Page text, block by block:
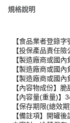
規格說明
【食品業者登錄
【投保產品責任
【製造廠商或國
【製造廠商或國
【製造廠商或國
【內容物成份】
【內容量(重量)】
【保存期限(總效
【備註項】開罐